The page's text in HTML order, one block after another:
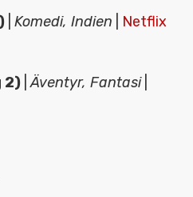
Komedi, Indien
Netflix
2) |Äventyr, Fantasi|